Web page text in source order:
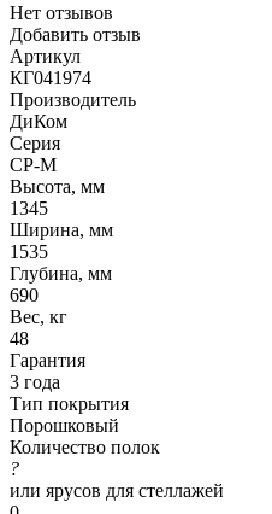
Нет отзывов
Добавить отзыв
Артикул
КГ041974
Производитель
ДиКом
Серия
СР-М
Высота, мм
1345
Ширина, мм
1535
Глубина, мм
690
Вес, кг
48
Гарантия
3 года
Тип покрытия
Порошковый
Количество полок
?
или ярусов для стеллажей